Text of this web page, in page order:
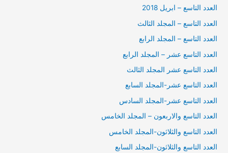
العدد التاسع – ابريل 2018
العدد التاسع – المجلد الثالث
العدد التاسع – المجلد الرابع
العدد التاسع عشر – المجلد الرابع
العدد التاسع عشر المجلد الثالث
العدد التاسع عشر-المجلد السابع
العدد التاسع عشر-المجلد السادس
العدد التاسع والاربعون – المجلد الخامس
العدد التاسع والثلاثون-المجلد الخامس
العدد التاسع والثلاثون-المجلد السابع